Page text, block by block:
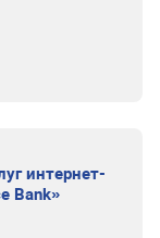
интернет-
Bank»